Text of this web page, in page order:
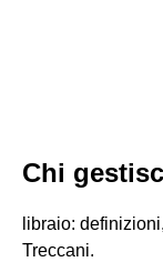
Chi
libraio:
Treccani.